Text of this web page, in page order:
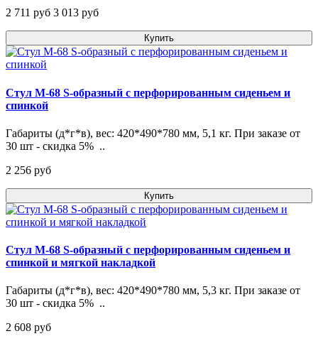
2 711 pуб 3 013 pуб
Купить
Стул М-68 S-образный с перфорированным сиденьем и
спинкой
Габариты (д*г*в), вес: 420*490*780 мм, 5,1 кг. При заказе от
30 шт - скидка 5% ..
2 256 pуб
Купить
Стул М-68 S-образный с перфорированным сиденьем и
спинкой и мягкой накладкой
Габариты (д*г*в), вес: 420*490*780 мм, 5,3 кг. При заказе от
30 шт - скидка 5% ..
2 608 pуб